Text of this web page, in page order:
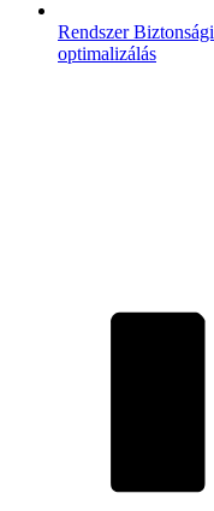
Rendszer
optimalizálás